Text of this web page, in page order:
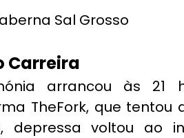
Sal Grosso
Carreira
arrancou às 21
TheFork, que
depressa voltou ao